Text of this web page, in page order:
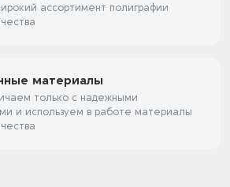
ассортимент полиграфии
материалы
только с надежными
и используем в работе материалы